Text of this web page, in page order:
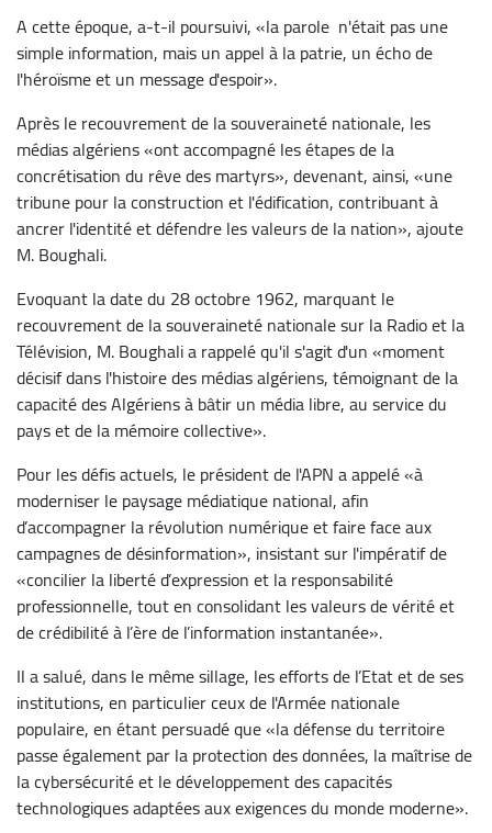
A cette époque, a-t-il poursuivi, «la parole n'était pas une
simple information, mais un appel à la patrie, un écho de
l'héroïsme et un message d'espoir».
Après le recouvrement de la souveraineté nationale, les
médias algériens «ont accompagné les étapes de la
concrétisation du rêve des martyrs», devenant, ainsi, «une
tribune pour la construction et l'édification, contribuant à
ancrer l'identité et défendre les valeurs de la nation», ajoute
M. Boughali.
Evoquant la date du 28 octobre 1962, marquant le
recouvrement de la souveraineté nationale sur la Radio et la
Télévision, M. Boughali a rappelé qu'il s'agit d'un «moment
décisif dans l'histoire des médias algériens, témoignant de la
capacité des Algériens à bâtir un média libre, au service du
pays et de la mémoire collective».
Pour les défis actuels, le président de l'APN a appelé «à
moderniser le paysage médiatique national, afin
d’accompagner la révolution numérique et faire face aux
campagnes de désinformation», insistant sur l'impératif de
«concilier la liberté d’expression et la responsabilité
professionnelle, tout en consolidant les valeurs de vérité et
de crédibilité à l’ère de l’information instantanée».
Il a salué, dans le même sillage, les efforts de l’Etat et de ses
institutions, en particulier ceux de l'Armée nationale
populaire, en étant persuadé que «la défense du territoire
passe également par la protection des données, la maîtrise de
la cybersécurité et le développement des capacités
technologiques adaptées aux exigences du monde moderne».